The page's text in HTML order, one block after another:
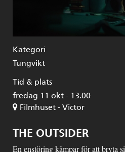
Kategori
Tungvikt
Tid & plats
fredag 11 okt - 13.00
Filmhuset - Victor
THE OUTSIDER
En enstöring kämpar för att bryta